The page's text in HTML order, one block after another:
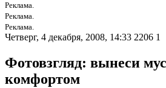
Реклама.
Реклама.
Реклама.
Четверг, 4 декабря, 2008, 14:33 2206 1
Фотовзгляд: вынеси
комфортом